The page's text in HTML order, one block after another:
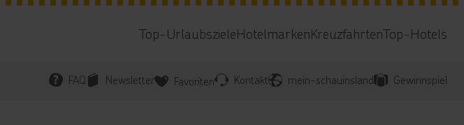
Top-UrlaubszieleHotelmarkenKreuzfahrtenTop-Hotels
FAQ Newsletter Favoriten Kontakt mein-schauinsland Gewinnspiel